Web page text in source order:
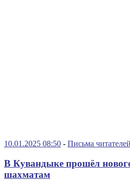
10.01.2025 08:50 - Письма читателей
В Кувандыке прошёл
шахматам